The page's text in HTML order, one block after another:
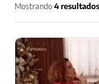
Mostrando4 resultados